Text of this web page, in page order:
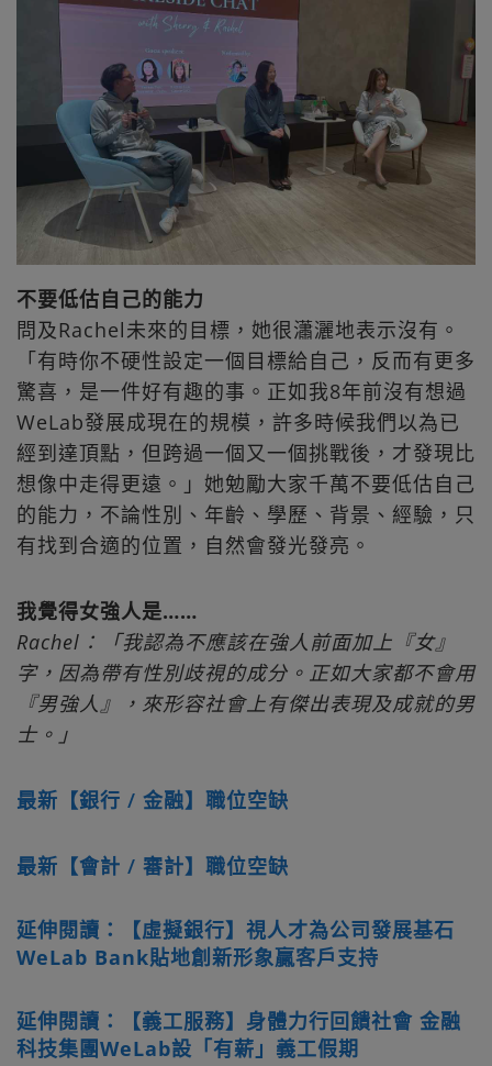
不要低估自己的能力
問及Rachel未來的目標，她很瀟灑地表示沒有。
「有時你不硬性設定一個目標給自己，反而有更多
驚喜，是一件好有趣的事。正如我8年前沒有想過
WeLab發展成現在的規模，許多時候我們以為已
經到達頂點，但跨過一個又一個挑戰後，才發現比
想像中走得更遠。」她勉勵大家千萬不要低估自己
的能力，不論性別、年齡、學歷、背景、經驗，只
有找到合適的位置，自然會發光發亮。
我覺得女強人是……
Rachel：「我認為不應該在強人前面加上『女』
字，因為帶有性別歧視的成分。正如大家都不會用
『男強人』，來形容社會上有傑出表現及成就的男
士。」
最新【銀行 / 金融】職位空缺
最新【會計 / 審計】職位空缺
延伸閱讀：【虛擬銀行】視人才為公司發展基石
WeLab Bank貼地創新形象贏客戶支持
延伸閱讀：【義工服務】身體力行回饋社會 金融
科技集團WeLab設「有薪」義工假期